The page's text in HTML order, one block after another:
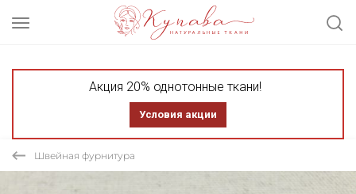
Акция 20% однотонные ткани!
Условия акции
Швейная фурнитура